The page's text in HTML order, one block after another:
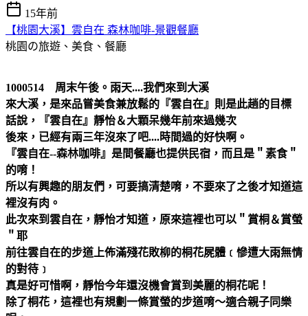
15年前
【桃園大溪】雲自在 森林咖啡-景觀餐廳
桃園の旅遊、美食、餐廳
1000514 周末午後。雨天....我們來到大溪
來大溪，是來品嘗美食兼放鬆的『雲自在』則是此趟的目標
話說，『雲自在』靜怡＆大顆呆幾年前來過幾次
後來，已經有兩三年沒來了吧....時間過的好快啊。
『雲自在--森林咖啡』是間餐廳也提供民宿，而且是＂素食＂
的唷！
所以有興趣的朋友們，可要搞清楚唷，不要來了之後才知道這
裡沒有肉。
此次來到雲自在，靜怡才知道，原來這裡也可以＂賞桐＆賞螢
＂耶
前往雲自在的步道上佈滿殘花敗柳的桐花屍體﹝慘遭大雨無情
的對待﹞
真是好可惜啊，靜怡今年還沒機會賞到美麗的桐花呢！
除了桐花，這裡也有規劃一條賞螢的步道唷～適合親子同樂